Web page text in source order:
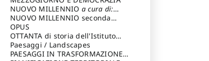
NUOVO MILLENNIO a cura di:
Capaldo Pellegrino
NUOVO MILLENNIO seconda
serie
Francesco
OPUS
OTTANTA di storia dell'Istituto
storia dell’Istitutoa cura di:
Cavalieri Patrizia
Paesaggi / Landscapes
PAESAGGI IN TRASFORMAZIONEa